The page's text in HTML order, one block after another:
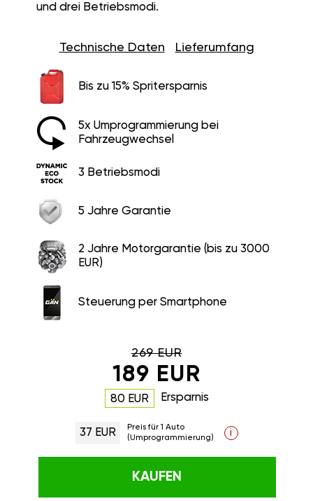
und drei Betriebsmodi.
Technische Daten Lieferumfang
Bis zu 15% Spritersparnis
5x Umprogrammierung bei
Fahrzeugwechsel
3 Betriebsmodi
5 Jahre Garantie
2 Jahre Motorgarantie (bis zu 3000
EUR)
Steuerung per Smartphone
269 EUR
189 EUR
80 EUR Ersparnis
37 EUR
Preis für 1 Auto
(Umprogrammierung)
i
KAUFEN